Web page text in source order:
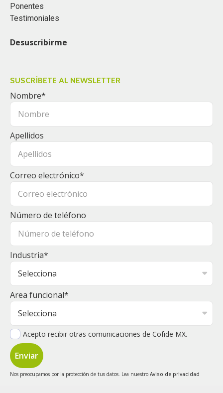
Ponentes
Testimoniales
Desuscribirme
SUSCRÍBETE AL NEWSLETTER
Nombre*
Apellidos
Correo electrónico*
Número de teléfono
Industria*
Area funcional*
Acepto recibir otras comunicaciones de Cofide MX.
Nos preocupamos por la protección de tus datos. Lea nuestro Aviso de privacidad